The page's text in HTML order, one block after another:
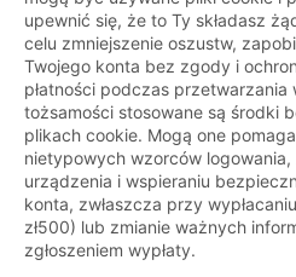
upewnić się, że to Ty składasz
celu zmniejszenie oszustw,
Twojego konta bez zgody i
płatności podczas przetwarzania
tożsamości stosowane są środki
plikach cookie. Mogą one
nietypowych wzorców logowania,
urządzenia i wspieraniu
konta, zwłaszcza przy
zł500) lub zmianie ważnych
zgłoszeniem wypłaty.